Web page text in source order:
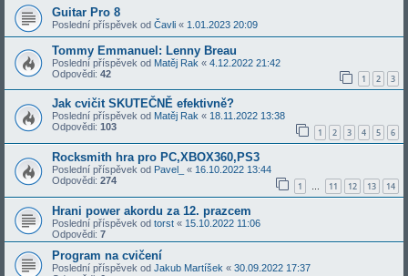
Guitar Pro 8
Poslední příspěvek od Čavli « 1.01.2023 20:09
Tommy Emmanuel: Lenny Breau
Poslední příspěvek od Matěj Rak « 4.12.2022 21:42
Odpovědi: 42 1 2 3
Jak cvičit SKUTEČNĚ efektivně?
Poslední příspěvek od Matěj Rak « 18.11.2022 13:38
Odpovědi: 103 1 2 3 4 5 6
Rocksmith hra pro PC,XBOX360,PS3
Poslední příspěvek od Pavel_ « 16.10.2022 13:44
Odpovědi: 274 1 … 11 12 13 14
Hrani power akordu za 12. prazcem
Poslední příspěvek od torst « 15.10.2022 11:06
Odpovědi: 7
Program na cvičení
Poslední příspěvek od Jakub Martíšek « 30.09.2022 17:37